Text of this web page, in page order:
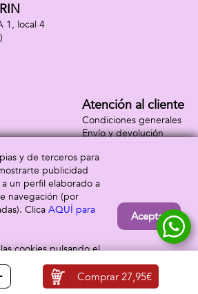
Comprar27,95€
1, local 4
Atención al cliente
Condiciones generales
Envío y devolución
y de terceros para
publicidad
un perfil elaborado a
navegación (por
Clica AQUÍ para
cookies pulsando el
o rechazar su
Aceptar